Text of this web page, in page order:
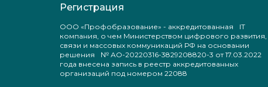
Регистрация
ООО «Профобразование» - аккредитованная IT
компания, о чем Министерством цифрового развития,
связи и массовых коммуникаций РФ на основании
решения № АО-20220316-3829208820-3 от 17.03.2022
года внесена запись в реестр аккредитованных
организаций под номером 22088